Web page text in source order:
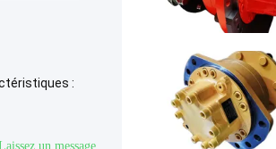
:
un message.